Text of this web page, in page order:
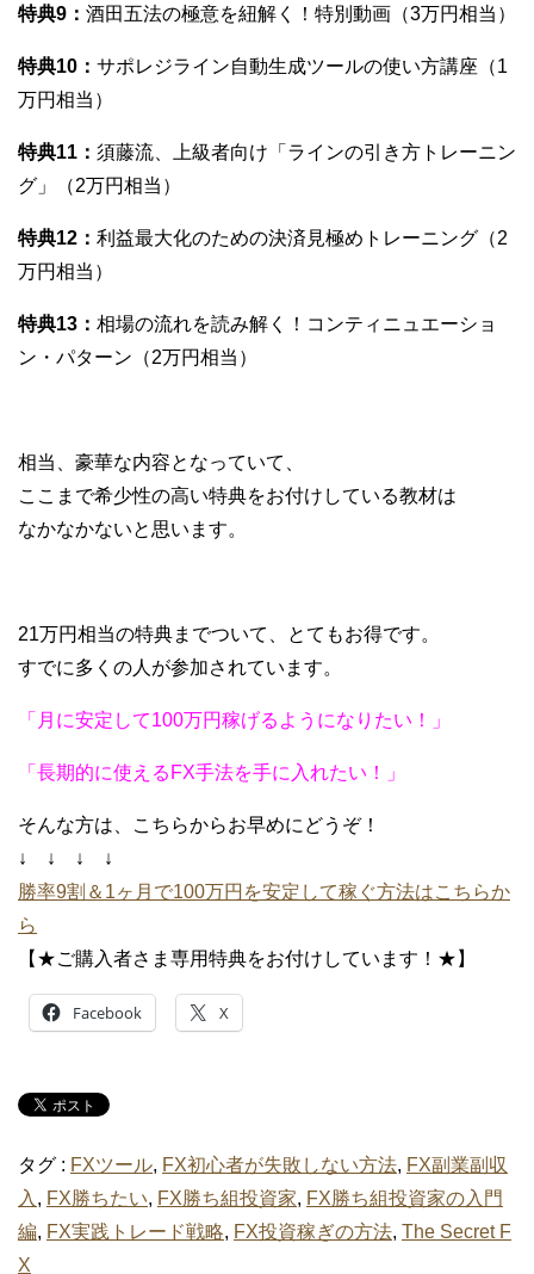
特典9： 酒田五法の極意を紐解く！特別動画（3万円相当）
特典10： サポレジライン自動生成ツールの使い方講座（1
万円相当）
特典11： 須藤流、上級者向け「ラインの引き方トレーニン
グ」（2万円相当）
特典12： 利益最大化のための決済見極めトレーニング（2
万円相当）
特典13： 相場の流れを読み解く！コンティニュエーショ
ン・パターン（2万円相当）
相当、豪華な内容となっていて、
ここまで希少性の高い特典をお付けしている教材は
なかなかないと思います。
21万円相当の特典までついて、とてもお得です。
すでに多くの人が参加されています。
「月に安定して100万円稼げるようになりたい！」
「長期的に使えるFX手法を手に入れたい！」
そんな方は、こちらからお早めにどうぞ！
↓ ↓ ↓ ↓
勝率9割＆1ヶ月で100万円を安定して稼ぐ方法はこちらか
ら
【★ご購入者さま専用特典をお付けしています！★】
Facebook X
タグ : FXツール, FX初心者が失敗しない方法, FX副業副収
入 , FX勝ちたい, FX勝ち組投資家, FX勝ち組投資家の入門
編, FX実践トレード戦略, FX投資稼ぎの方法, The Secret F
X